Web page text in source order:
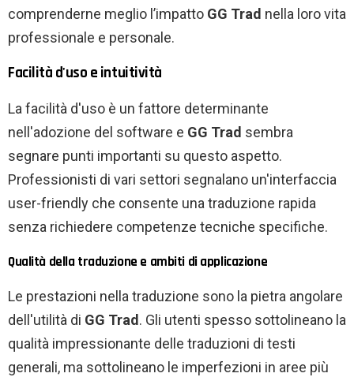
comprenderne meglio l’impatto GG Trad nella loro vita
professionale e personale.
Facilità d'uso e intuitività
La facilità d'uso è un fattore determinante
nell'adozione del software e GG Trad sembra
segnare punti importanti su questo aspetto.
Professionisti di vari settori segnalano un'interfaccia
user-friendly che consente una traduzione rapida
senza richiedere competenze tecniche specifiche.
Qualità della traduzione e ambiti di applicazione
Le prestazioni nella traduzione sono la pietra angolare
dell'utilità di GG Trad . Gli utenti spesso sottolineano la
qualità impressionante delle traduzioni di testi
generali, ma sottolineano le imperfezioni in aree più